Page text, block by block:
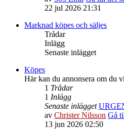
22 jul 2026 21:31
Marknad köpes och säljes
Trådar
Inlägg
Senaste inlägget
Köpes
Här kan du annonsera om du
1 Trådar
1 Inlägg
Senaste inlägget
av Christer Nilsson Gå
13 jun 2026 02:50